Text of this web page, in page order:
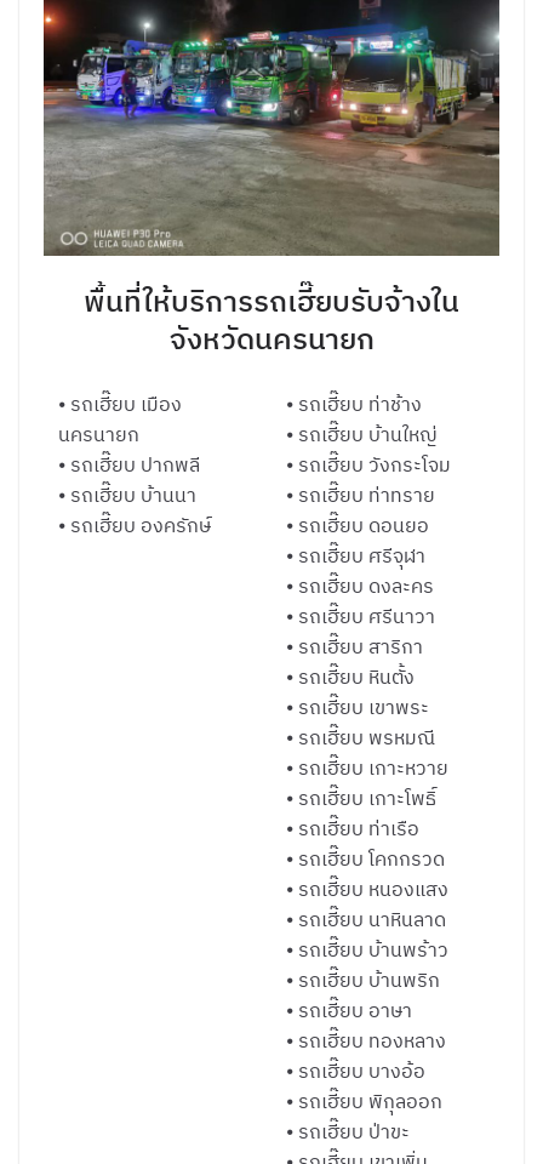
พื้นที่ให้บริการรถเฮี๊ยบรับจ้างใน
จังหวัดนครนายก
⦁ รถเฮี๊ยบ เมือง
นครนายก
⦁ รถเฮี๊ยบ ปากพลี
⦁ รถเฮี๊ยบ บ้านนา
⦁ รถเฮี๊ยบ องครักษ์
⦁ รถเฮี๊ยบ ท่าช้าง
⦁ รถเฮี๊ยบ บ้านใหญ่
⦁ รถเฮี๊ยบ วังกระโจม
⦁ รถเฮี๊ยบ ท่าทราย
⦁ รถเฮี๊ยบ ดอนยอ
⦁ รถเฮี๊ยบ ศรีจุฬา
⦁ รถเฮี๊ยบ ดงละคร
⦁ รถเฮี๊ยบ ศรีนาวา
⦁ รถเฮี๊ยบ สาริกา
⦁ รถเฮี๊ยบ หินตั้ง
⦁ รถเฮี๊ยบ เขาพระ
⦁ รถเฮี๊ยบ พรหมณี
⦁ รถเฮี๊ยบ เกาะหวาย
⦁ รถเฮี๊ยบ เกาะโพธิ์
⦁ รถเฮี๊ยบ ท่าเรือ
⦁ รถเฮี๊ยบ โคกกรวด
⦁ รถเฮี๊ยบ หนองแสง
⦁ รถเฮี๊ยบ นาหินลาด
⦁ รถเฮี๊ยบ บ้านพร้าว
⦁ รถเฮี๊ยบ บ้านพริก
⦁ รถเฮี๊ยบ อาษา
⦁ รถเฮี๊ยบ ทองหลาง
⦁ รถเฮี๊ยบ บางอ้อ
⦁ รถเฮี๊ยบ พิกุลออก
⦁ รถเฮี๊ยบ ป่าขะ